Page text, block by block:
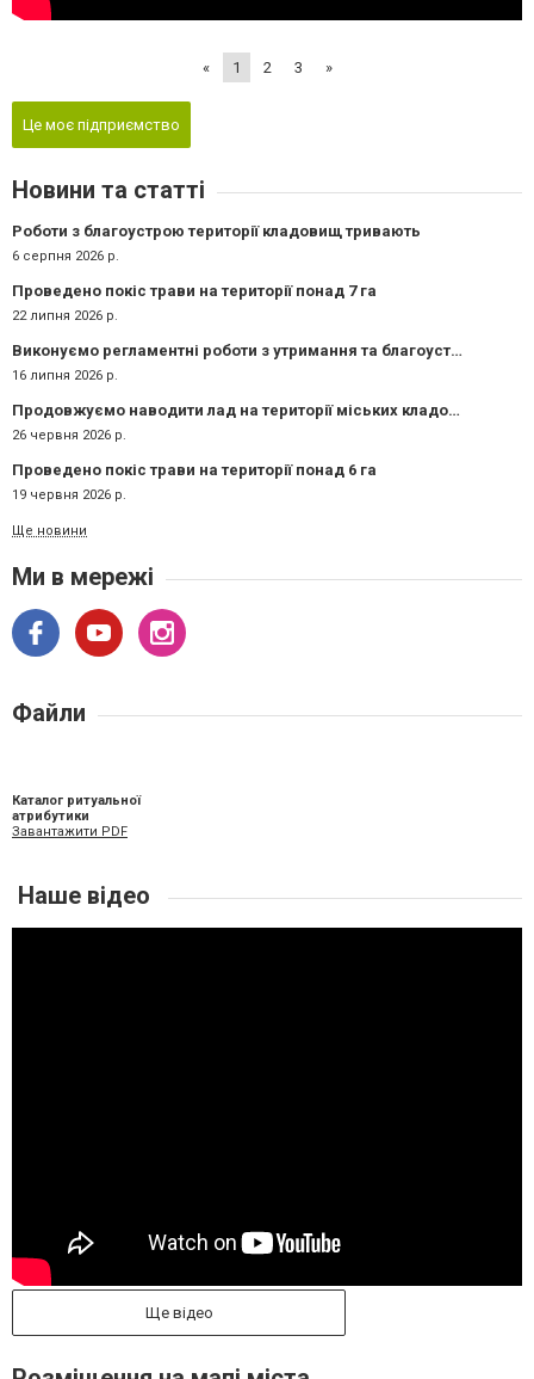
« 1 2 3 »
Це моє підприємство
Новини та статті
Роботи з благоустрою території кладовищ тривають
6 серпня 2026 р.
Проведено покіс трави на території понад 7 га
22 липня 2026 р.
Виконуємо регламентні роботи з утримання та благоустрою міських кладовищ
16 липня 2026 р.
Продовжуємо наводити лад на території міських кладовищ
26 червня 2026 р.
Проведено покіс трави на території понад 6 га
19 червня 2026 р.
Ще новини
Ми в мережі
Файли
Каталог ритуальної
атрибутики
Завантажити PDF
Наше відео
Ще відео